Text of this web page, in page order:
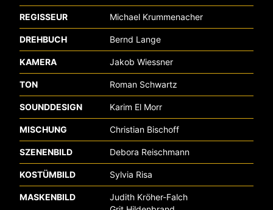
REGISSEUR Michael Krummenacher
DREHBUCH Bernd Lange
KAMERA Jakob Wiessner
TON Roman Schwartz
SOUNDDESIGN Karim El Morr
MISCHUNG Christian Bischoff
SZENENBILD Debora Reischmann
KOSTÜMBILD Sylvia Risa
MASKENBILD
Judith Kröher-Falch